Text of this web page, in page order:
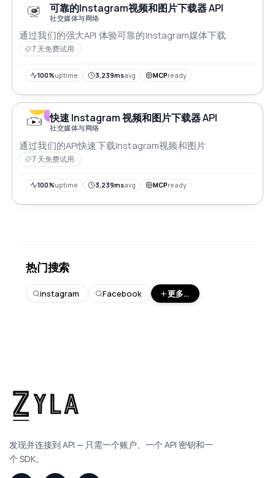
可靠的Instagram视频和图片下载器 API
社交媒体与网络
通过我们的强大API 体验可靠的Instagram媒体下载
7 天免费试用
100%uptime 3,239msavg MCPready
快速 Instagram 视频和图片下载器 API
社交媒体与网络
通过我们的API快速下载Instagram视频和图片
7 天免费试用
100%uptime 3,239msavg MCPready
热门搜索
instagram Facebook 更多...
发现并连接到 API — 只需一个账户、一个 API 密钥和一
个 SDK。